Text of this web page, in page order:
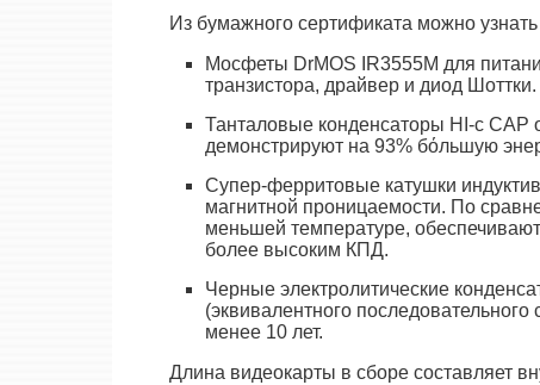
Из бумажного сертификата можно
Мосфеты DrMOS IR3555M для
транзистора, драйвер и диод
Танталовые конденсаторы HI-с
демонстрируют на 93% бόльшую
Супер-ферритовые катушки
магнитной проницаемости. По
меньшей температуре,
более высоким КПД.
Черные электролитические
(эквивалентного
менее 10 лет.
Длина видеокарты в сборе составляет